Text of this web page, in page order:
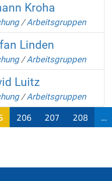
Kroha
/Arbeitsgruppen
Linden
/Arbeitsgruppen
Luitz
/Arbeitsgruppen
206 207 208